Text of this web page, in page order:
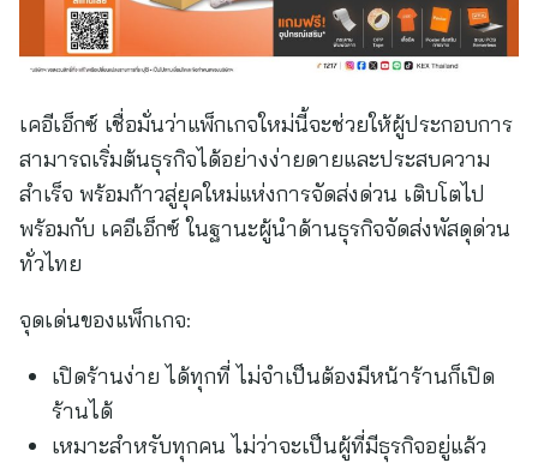
เคอีเอ็กซ์ เชื่อมั่นว่าแพ็กเกจใหม่นี้จะช่วยให้ผู้ประกอบการ
สามารถเริ่มต้นธุรกิจได้อย่างง่ายดายและประสบความ
สำเร็จ พร้อมก้าวสู่ยุคใหม่แห่งการจัดส่งด่วน เติบโตไป
พร้อมกับ เคอีเอ็กซ์ ในฐานะผู้นำด้านธุรกิจจัดส่งพัสดุด่วน
ทั่วไทย
จุดเด่นของแพ็กเกจ:
เปิดร้านง่าย ได้ทุกที่ ไม่จำเป็นต้องมีหน้าร้านก็เปิด
ร้านได้
เหมาะสำหรับทุกคน ไม่ว่าจะเป็นผู้ที่มีธุรกิจอยู่แล้ว